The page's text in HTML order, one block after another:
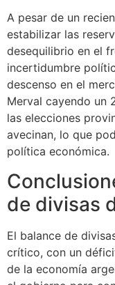
A pesar de un
estabilizar las
desequilibrio en el
incertidumbre
descenso en el
Merval cayendo un
las elecciones
avecinan, lo que
política económica.
de divisas
El balance de
crítico, con un
de la economía